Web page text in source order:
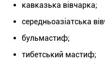
кавказька вівчарка;
середньоазіатська
бульмастиф;
тибетський мастиф;